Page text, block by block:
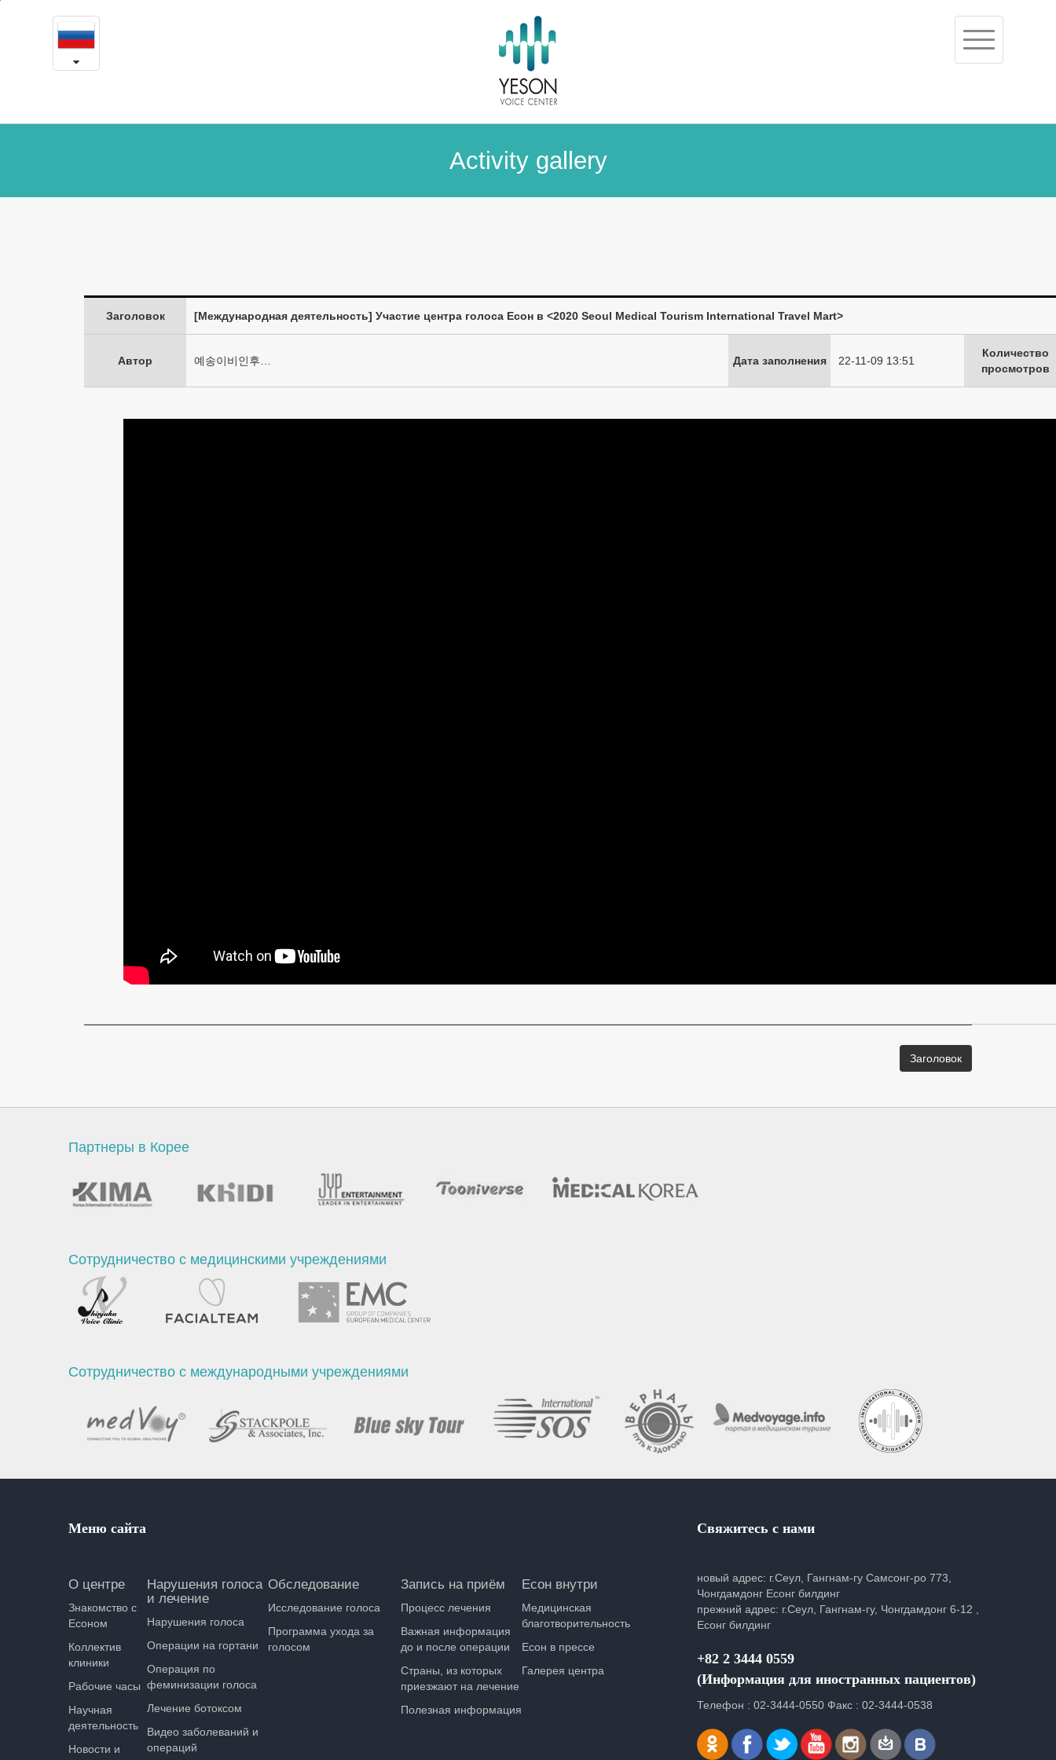
Участие
центра
голоса
Seoul
International
Toggle
navigation
Activity gallery
Заголовок [Международная деятельность] Участие центра голоса Есон в <2020 Seoul Medical Tourism International Travel Mart>
Автор 예송이비인후… Дата заполнения 22-11-09 13:51
Количество
просмотров
Заголовок
Партнеры в Корее
Сотрудничество с медицинскими учреждениями
Сотрудничество с международными учреждениями
Меню сайта
О центре
Знакомство с
Есоном
Коллектив
клиники
Рабочие часы
Научная
деятельность
Новости и
Нарушения голоса
и лечение
Нарушения голоса
Операции на гортани
Операция по
феминизации голоса
Лечение ботоксом
Видео заболеваний и
операций
Обследование
Исследование голоса
Программа ухода за
голосом
Запись на приём
Процесс лечения
Важная информация
до и после операции
Страны, из которых
приезжают на лечение
Полезная информация
Есон внутри
Медицинская
благотворительность
Есон в прессе
Галерея центра
Свяжитесь с нами
новый адрес: г.Сеул, Гангнам-гу Самсонг-ро 773,
Чонгдамдонг Есонг билдинг
прежний адрес: г.Сеул, Гангнам-гу, Чонгдамдонг 6-12 ,
Есонг билдинг
+82 2 3444 0559
(Информация для иностранных пациентов)
Телефон : 02-3444-0550 Факс : 02-3444-0538